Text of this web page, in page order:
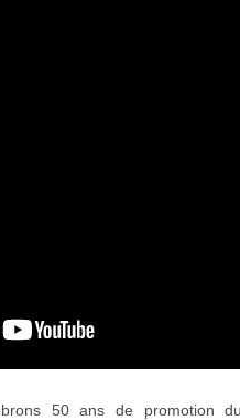
50 ans de promotion